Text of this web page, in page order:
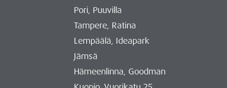
Pori, Puuvilla
Tampere, Ratina
Lempäälä, Ideapark
Jämsä
Hämeenlinna, Goodman